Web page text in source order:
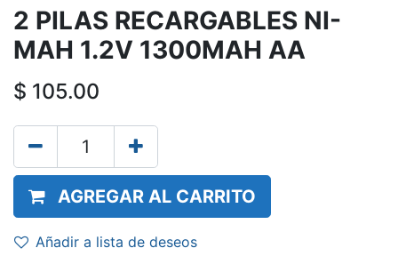
2 PILAS RECARGABLES NI-
MAH 1.2V 1300MAH AA
$ 105.00
AGREGAR AL CARRITO
Añadir a lista de deseos